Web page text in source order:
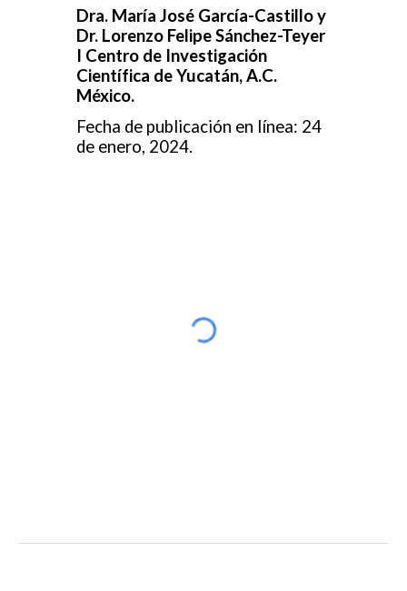
Dra. María José García-Castillo y
Dr. Lorenzo Felipe Sánchez-Teyer
I Centro de Investigación
Científica de Yucatán, A.C.
México.
Fecha de publicación en línea: 24
de enero, 2024.